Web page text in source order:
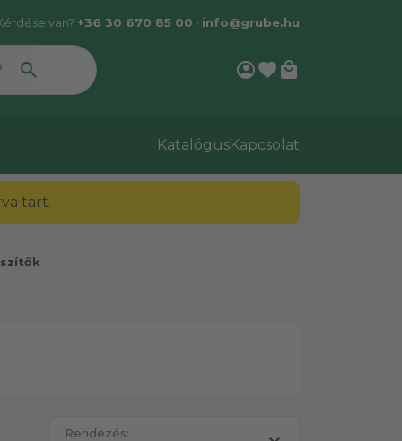
van? +36 30 670 85 00 • info@grube.hu
account_circlefavorite local_mall
KatalógusKapcsolat
tart.
Rendezés: